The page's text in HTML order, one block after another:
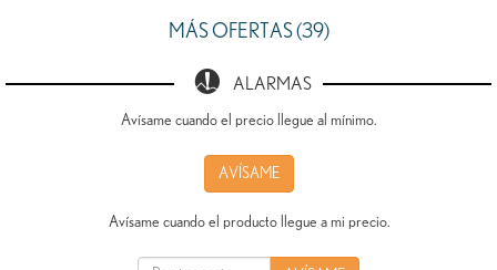
MÁS OFERTAS (39)
ALARMAS
Avísame cuando el precio llegue al mínimo.
AVÍSAME
Avísame cuando el producto llegue a mi precio.